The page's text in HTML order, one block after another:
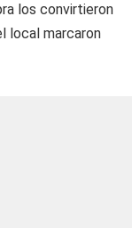
los convirtieron
local marcaron